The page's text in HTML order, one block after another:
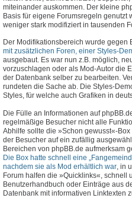
miteinander auskommen. Der kleine
Basis für eigene Forumsregeln genutzt
weniger stark modifiziert in tausenden
Der Modifikationsbereich wurde gegen
mit zusätzlichen Foren, einer Styles-
ausgebaut. Es war nun z.B. möglich,
vorzuschlagen oder als Mod-Autor die
der Datenbank selber zu bearbeiten.
rundeten die Sache ab. Die Styles-
Styles, für welche auch Grafiken in
Die Fülle an Informationen auf
regelmäßige Besucher nicht alle
Abhilfe sollte die »Schon gewusst«-
der Besucher auf ein zufällig
Bereichen von phpBB.de aufmerksam
Die Box hatte schnell eine
nachdem sie als Mod erhältlich war , in
Forum halfen die »Quicklinks«, schnell
Benutzerhandbuch oder Einträge aus
Datenbank mit informativen Linktexten